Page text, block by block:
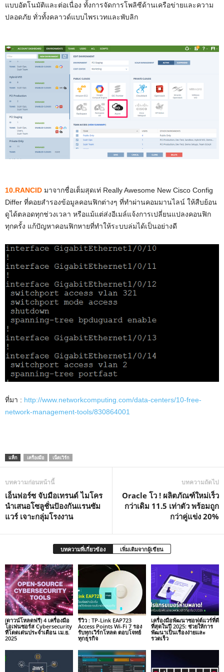
แบบอัตโนมัติและต่อเนื่อง ทั้งการจัดการโพลิซีด้านเครือข่ายและความ
ปลอดภัย ทั่วทั้งคลาวด์แบบไพรเวทและพับลิก
10.RANCID มาจากชื่อเต็มสุดเท่ Really Awesome New Cisco Config
Differ ที่คอยสำรองข้อมูลคอนฟิกต่างๆ ที่ทำผ่านคอมมานไลน์ ให้สืบย้อน
ดูได้ตลอดทุกช่วงเวลา หรือแม้แต่ส่งอีเมล์แจ้งการเปลี่ยนแปลงคอนฟิก
ทุกครั้ง แก้ปัญหาคอนฟิกหายที่ทำให้ระบบล่มได้เป็นอย่างดี
ที่มา : http://www.networkcomputing.com/data-centers/10-free-
network-management-tools/830864001
แท็ก เครื่องมือ เน็ตเวิร์ก
บทความก่อนหน้านี้
เอ็นฟอร์ซ จับมือเทรนด์ ไมโคร
นำเสนอโซลูชั่นปัองกันแรนซัม
แวร์ เจาะกลุ่มโรงงาน
บทความถัดไป
Oracle โว ! ผลิตภัณฑ์ใหม่เร็ว
กว่าเดิม 11.5 เท่าตัว พร้อมถูก
กว่าคู่แข่ง 20%
บทความที่เกี่ยวข้อง เพิ่มเติมจากผู้เขียน
(ดาวน์โหลดฟรี) 4 เครื่องมือ
โอเพ่นซอร์ส Cybersecurity
ที่โดดเด่นประจำเดือน เม.ย.
2025
รีวิว : TP-Link EAP723
Access Points Wi-Fi 7 รอง
รับทุกเวิร์กโหลด ตอบโจทย์
ทุกธุรกิจ
เครื่องมือพัฒนาซอฟต์แวร์ที่ดี
ที่สุดในปี 2025: ช่วยให้การ
พัฒนาเป็นเรื่องง่ายและ
รวดเร็ว